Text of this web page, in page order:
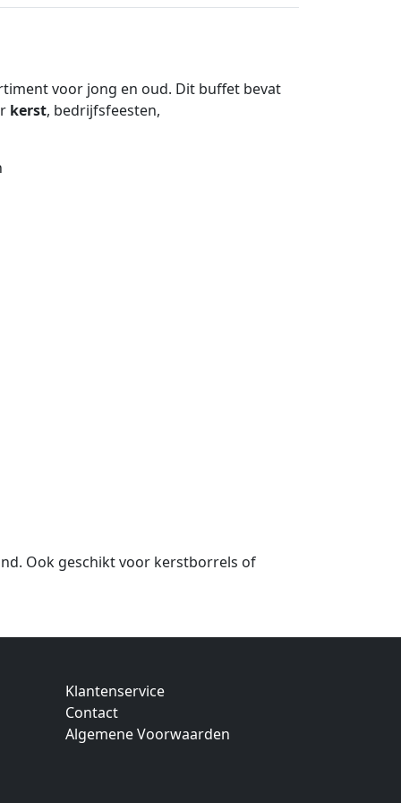
voor jong en oud. Dit buffet bevat
kerst, bedrijfsfeesten,
Ook geschikt voor kerstborrels of
Klantenservice
Contact
Algemene Voorwaarden